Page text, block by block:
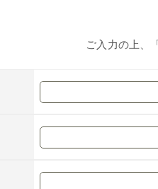
ご入力の上、